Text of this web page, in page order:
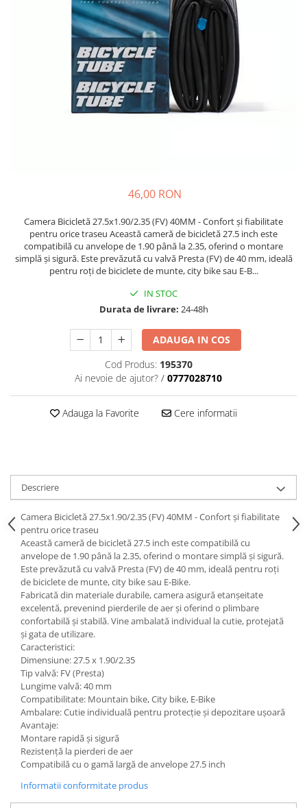
https://www.doctortrotineta.ro/lumini
Stop trotineta
https://www.doctortrotineta.ro/cadru
Aparatori (aripi)
46,00 RON
Camera Bicicletă 27.5x1.90/2.35 (FV) 40MM - Confort și fiabilitate
pentru orice traseu Această cameră de bicicletă 27.5 inch este
compatibilă cu anvelope de 1.90 până la 2.35, oferind o montare
simplă și sigură. Este prevăzută cu valvă Presta (FV) de 40 mm, ideală
pentru roți de biciclete de munte, city bike sau E-B...
IN STOC
Durata de livrare: 24-48h
ADAUGA IN COS
Cod Produs: 195370
Ai nevoie de ajutor? / 0777028710
Adauga la Favorite Cere informatii
Descriere
Camera Bicicletă 27.5x1.90/2.35 (FV) 40MM - Confort și fiabilitate
pentru orice traseu
Această cameră de bicicletă 27.5 inch este compatibilă cu
anvelope de 1.90 până la 2.35, oferind o montare simplă și sigură.
Este prevăzută cu valvă Presta (FV) de 40 mm, ideală pentru roți
de biciclete de munte, city bike sau E-Bike.
Fabricată din materiale durabile, camera asigură etanșeitate
excelentă, prevenind pierderile de aer și oferind o plimbare
confortabilă și stabilă. Vine ambalată individual la cutie, protejată
și gata de utilizare.
Caracteristici:
Dimensiune: 27.5 x 1.90/2.35
Tip valvă: FV (Presta)
Lungime valvă: 40 mm
Compatibilitate: Mountain bike, City bike, E-Bike
Ambalare: Cutie individuală pentru protecție și depozitare ușoară
Avantaje:
Montare rapidă și sigură
Rezistență la pierderi de aer
Compatibilă cu o gamă largă de anvelope 27.5 inch
Informatii conformitate produs